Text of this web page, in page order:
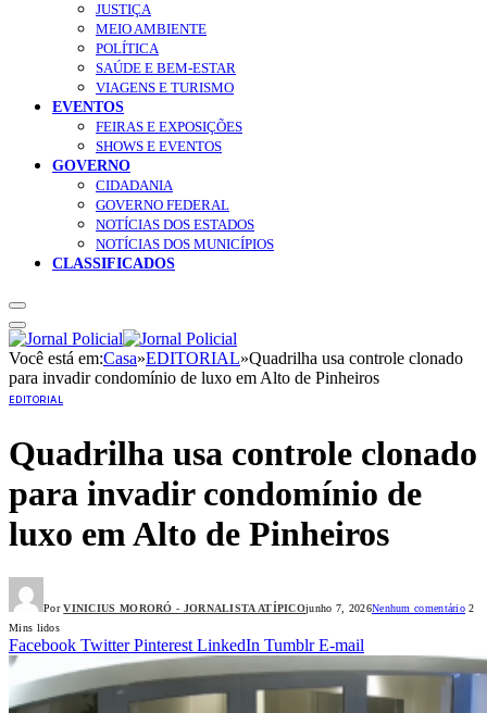
JUSTIÇA
MEIO AMBIENTE
POLÍTICA
SAÚDE E BEM-ESTAR
VIAGENS E TURISMO
EVENTOS
FEIRAS E EXPOSIÇÕES
SHOWS E EVENTOS
GOVERNO
CIDADANIA
GOVERNO FEDERAL
NOTÍCIAS DOS ESTADOS
NOTÍCIAS DOS MUNICÍPIOS
CLASSIFICADOS
Você está em:Casa»EDITORIAL»Quadrilha usa controle clonado
para invadir condomínio de luxo em Alto de Pinheiros
EDITORIAL
Quadrilha usa controle clonado
para invadir condomínio de
luxo em Alto de Pinheiros
Por VINICIUS MORORÓ - JORNALISTA ATÍPICOjunho 7, 2026Nenhum comentário 2
Mins lidos
Facebook Twitter Pinterest LinkedIn Tumblr E-mail